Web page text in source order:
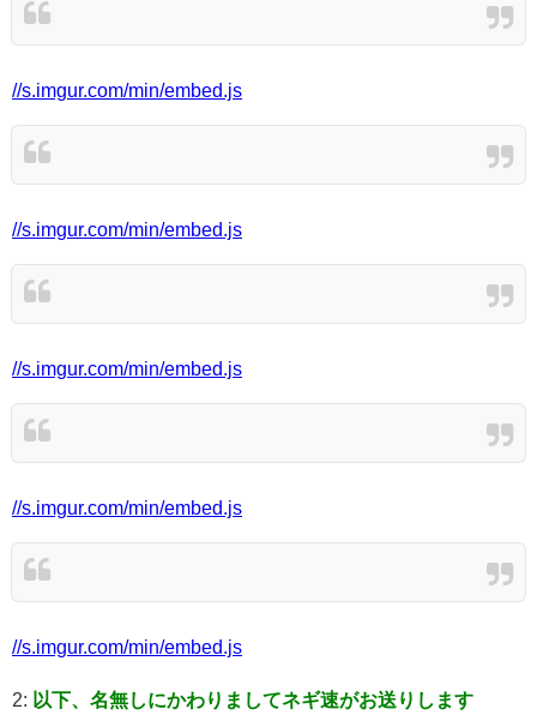
//s.imgur.com/min/embed.js
//s.imgur.com/min/embed.js
//s.imgur.com/min/embed.js
//s.imgur.com/min/embed.js
//s.imgur.com/min/embed.js
2: 以下、名無しにかわりましてネギ速がお送りします